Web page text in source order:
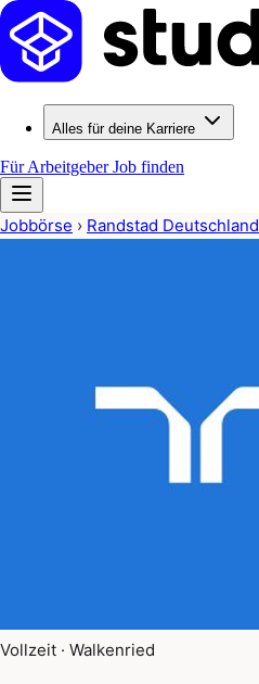
Alles für deine Karriere
Für ArbeitgeberJob finden
Jobbörse › Randstad Deutschland
Vollzeit · Walkenried